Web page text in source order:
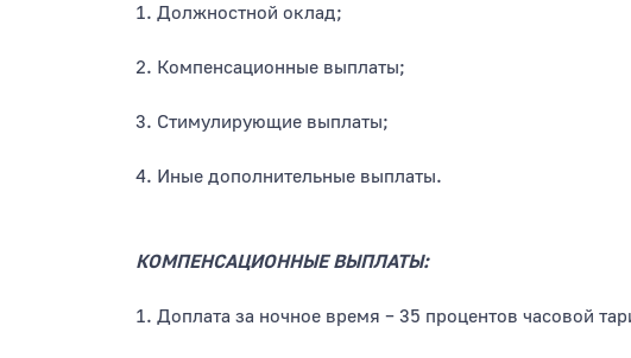
1. Должностной оклад;
2. Компенсационные выплаты;
3. Стимулирующие выплаты;
4. Иные дополнительные выплаты.
КОМПЕНСАЦИОННЫЕ ВЫПЛАТЫ:
1. Доплата за ночное время – 35 процентов часовой